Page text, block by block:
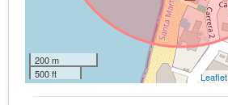
200 m
500 ft
Leaflet